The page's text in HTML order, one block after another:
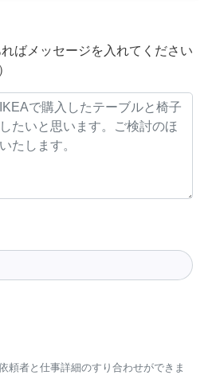
ばメッセージを入れてください
頼者と仕事詳細のすり合わせができま